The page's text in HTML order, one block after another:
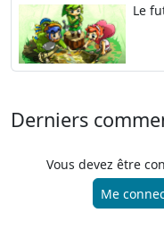
Le
Derniers
Vous devez être
Me